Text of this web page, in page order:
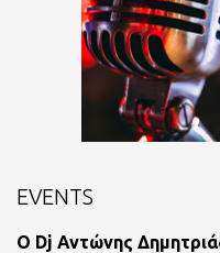
EVENTS
O Dj Αντώνης